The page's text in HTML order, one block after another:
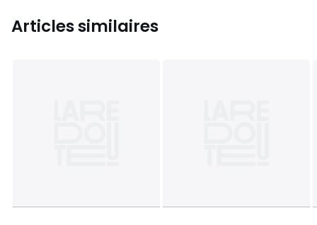
Articles similaires